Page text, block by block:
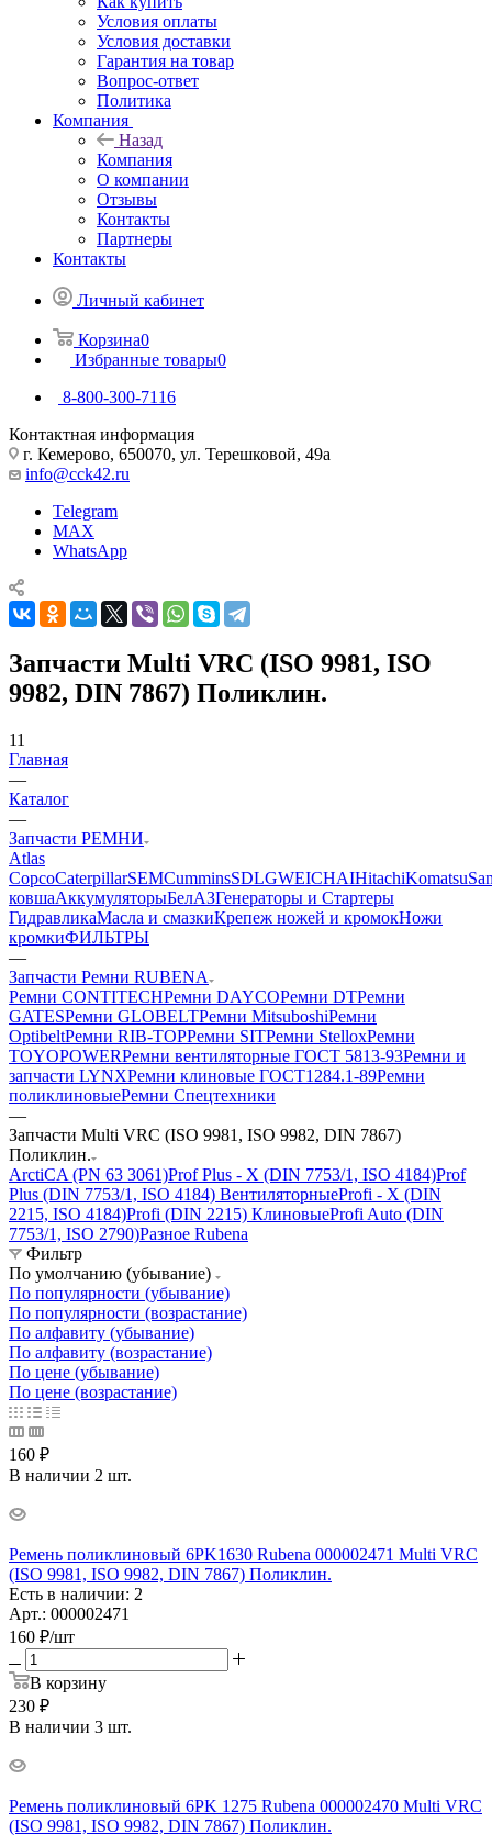
Условия оплаты
Условия доставки
Гарантия на товар
Вопрос-ответ
Политика
Компания
Назад
Компания
О компании
Отзывы
Контакты
Партнеры
Контакты
Личный кабинет
Корзина0
Избранные товары0
8-800-300-7116
Контактная информация
г. Кемерово, 650070, ул. Терешковой, 49а
info@cck42.ru
Telegram
MAX
WhatsApp
Запчасти Multi VRC (ISO 9981, ISO
9982, DIN 7867) Поликлин.
11
Главная
—
Каталог
—
Запчасти РЕМНИ
Atlas
CopcoCaterpillarSEMCumminsSDLGWEICHAIHitachiKomatsu
ковшаАккумуляторыБелАЗГенераторы и Стартеры
ГидравликаМасла и смазкиКрепеж ножей и кромокНожи
кромкиФИЛЬТРЫ
—
Запчасти Ремни RUBENA
Ремни CONTITECHРемни DAYCOРемни DTРемни
GATESРемни GLOBELTРемни MitsuboshiРемни
OptibeltРемни RIB-TOPРемни SITРемни StelloxРемни
TOYOPOWERРемни вентиляторные ГОСТ 5813-93Ремни и
запчасти LYNXРемни клиновые ГОСТ1284.1-89Ремни
поликлиновыеРемни Спецтехники
—
Запчасти Multi VRC (ISO 9981, ISO 9982, DIN 7867)
Поликлин.
ArctiCA (PN 63 3061)Prof Plus - X (DIN 7753/1, ISO 4184)Prof
Plus (DIN 7753/1, ISO 4184) ВентиляторныеProfi - X (DIN
2215, ISO 4184)Profi (DIN 2215) КлиновыеProfi Auto (DIN
7753/1, ISO 2790)Разное Rubena
Фильтр
По умолчанию (убывание)
По популярности (убывание)
По популярности (возрастание)
По алфавиту (убывание)
По алфавиту (возрастание)
По цене (убывание)
По цене (возрастание)
160 ₽
В наличии 2 шт.
Ремень поликлиновый 6PK1630 Rubena 000002471 Multi VRC
(ISO 9981, ISO 9982, DIN 7867) Поликлин.
Есть в наличии: 2
Арт.: 000002471
160 ₽/шт
В корзину
230 ₽
В наличии 3 шт.
Ремень поликлиновый 6PK 1275 Rubena 000002470 Multi VRC
(ISO 9981, ISO 9982, DIN 7867) Поликлин.